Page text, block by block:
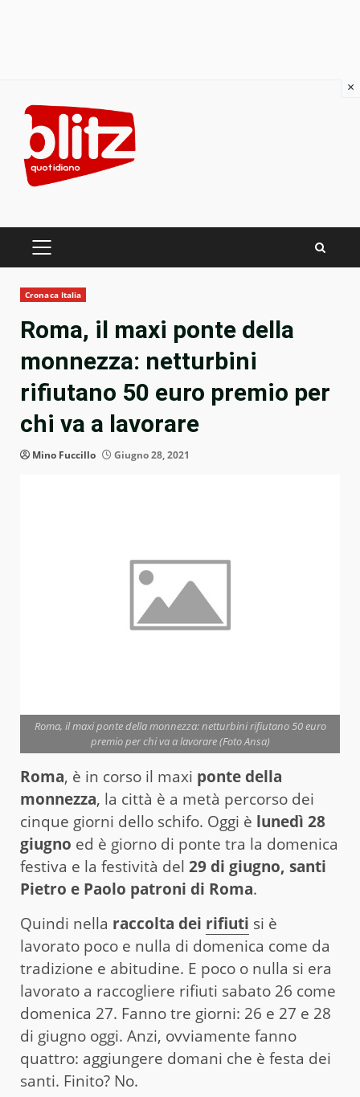
content
PRIMARY
Cronaca Italia
Roma, il maxi ponte della
monnezza: netturbini
rifiutano 50 euro premio per
chi va a lavorare
Mino Fuccillo Giugno 28, 2021
Roma, il maxi ponte della monnezza: netturbini rifiutano 50 euro
premio per chi va a lavorare (Foto Ansa)
Roma, è in corso il maxi ponte della
monnezza, la città è a metà percorso dei
cinque giorni dello schifo. Oggi è lunedì 28
giugno ed è giorno di ponte tra la domenica
festiva e la festività del 29 di giugno, santi
Pietro e Paolo patroni di Roma.
Quindi nella raccolta dei rifiuti si è
lavorato poco e nulla di domenica come da
tradizione e abitudine. E poco o nulla si era
lavorato a raccogliere rifiuti sabato 26 come
domenica 27. Fanno tre giorni: 26 e 27 e 28
di giugno oggi. Anzi, ovviamente fanno
quattro: aggiungere domani che è festa dei
santi. Finito? No.
×